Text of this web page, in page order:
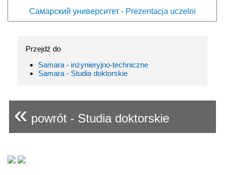
Самарский университет - Prezentacja uczelni
Przejdź do
Samara - inżynieryjno-techniczne
Samara - Studia doktorskie
« powrót - Studia doktorskie